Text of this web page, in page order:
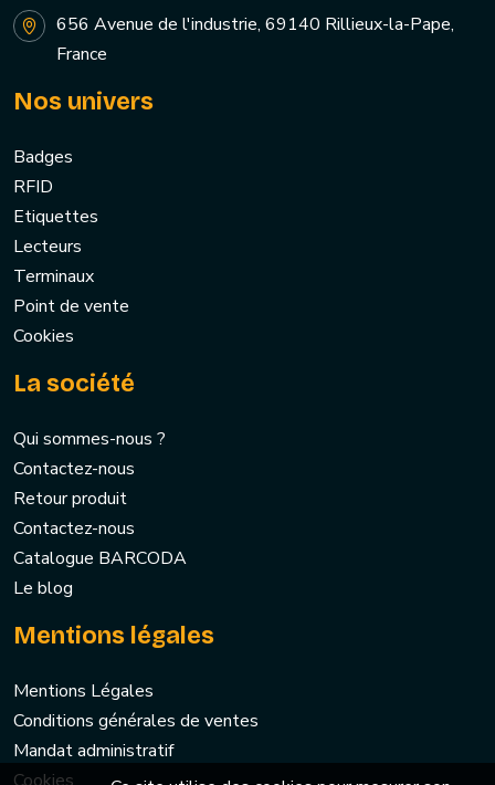
656 Avenue de l'industrie, 69140 Rillieux-la-Pape,
France
Nos univers
Badges
RFID
Etiquettes
Lecteurs
Terminaux
Point de vente
Cookies
La société
Qui sommes-nous ?
Contactez-nous
Retour produit
Contactez-nous
Catalogue BARCODA
Le blog
Mentions légales
Mentions Légales
Conditions générales de ventes
Mandat administratif